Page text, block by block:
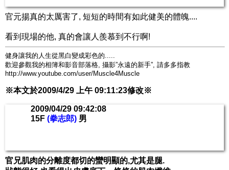
官元揚真的太厲害了, 短短的時間有如此健美的體魄....
看到現場的他, 真的會讓人羨慕到不行啊!
健身讓我的人生從黑白變成彩色的.....
歡迎參觀我的相簿和影音部落格, 攝影”永遠的新手”, 請多多指教
http://www.youtube.com/user/Muscle4Muscle
※本文於2009/4/29 上午 09:11:23修改※
2009/04/29 09:42:08
15F (拳志郎) 男
官兄肌肉的分離度都切的蠻明顯的,尤其是腿.